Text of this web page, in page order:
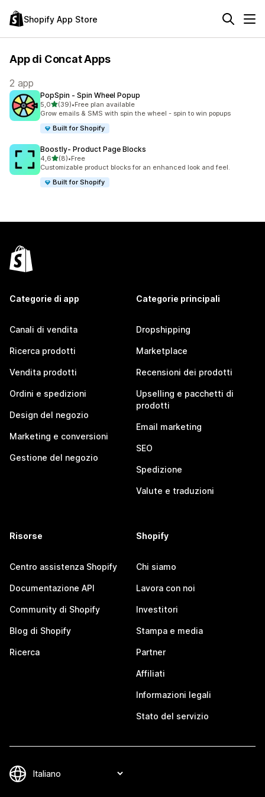
Shopify App Store
App di Concat Apps
2 app
PopSpin ‑ Spin Wheel Popup
5,0stelle su 5
(39)
39 recensioni totali
•Free plan available
Grow emails & SMS with spin the wheel - spin to win popups
Built for Shopify
Boostly‑ Product Page Blocks
4,6stelle su 5
(8)
8 recensioni totali
•Free
Customizable product blocks for an enhanced look and feel.
Built for Shopify
Categorie di app
Canali di vendita
Ricerca prodotti
Vendita prodotti
Ordini e spedizioni
Design del negozio
Marketing e conversioni
Gestione del negozio
Categorie principali
Dropshipping
Marketplace
Recensioni dei prodotti
Upselling e pacchetti di
prodotti
Email marketing
SEO
Spedizione
Valute e traduzioni
Risorse
Centro assistenza Shopify
Documentazione API
Community di Shopify
Blog di Shopify
Ricerca
Shopify
Chi siamo
Lavora con noi
Investitori
Stampa e media
Partner
Affiliati
Informazioni legali
Stato del servizio